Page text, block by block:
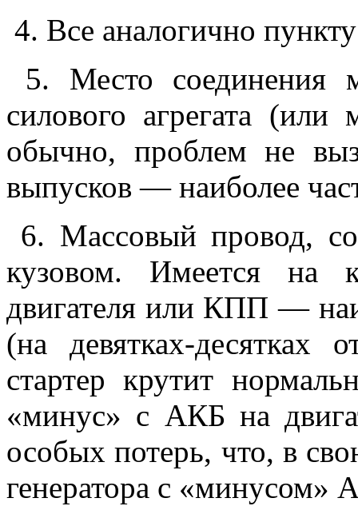
4. Все аналогично
5. Место соединения
силового агрегата
обычно, проблем не
выпусков — наиболее
6. Массовый провод,
кузовом. Имеется на
двигателя или КПП —
(на девятках-десятках
стартер крутит
«минус» с АКБ на
особых потерь, что, в
генератора с «минусом»